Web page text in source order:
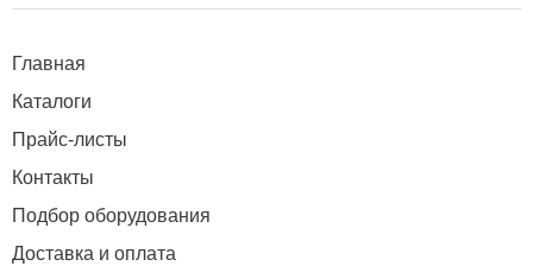
Главная
Каталоги
Прайс-листы
Контакты
Подбор оборудования
Доставка и оплата